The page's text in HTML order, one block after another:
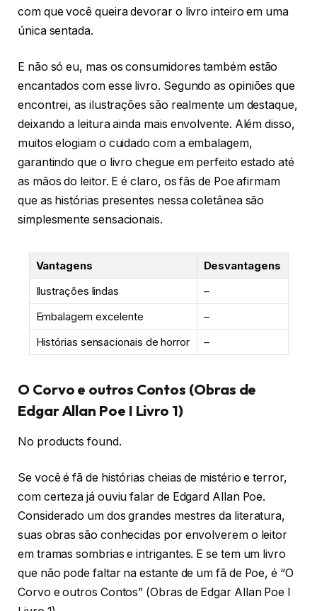
com que você queira devorar o livro inteiro em uma
única sentada.
E não só eu, mas os consumidores também estão
encantados com esse livro. Segundo as opiniões que
encontrei, as ilustrações são realmente um destaque,
deixando a leitura ainda mais envolvente. Além disso,
muitos elogiam o cuidado com a embalagem,
garantindo que o livro chegue em perfeito estado até
as mãos do leitor. E é claro, os fãs de Poe afirmam
que as histórias presentes nessa coletânea são
simplesmente sensacionais.
Vantagens
Desvantagens
Ilustrações lindas
–
Embalagem excelente
–
Histórias sensacionais de horror
–
O Corvo e outros Contos (Obras de
Edgar Allan Poe I Livro 1)
No products found.
Se você é fã de histórias cheias de mistério e terror,
com certeza já ouviu falar de Edgard Allan Poe.
Considerado um dos grandes mestres da literatura,
suas obras são conhecidas por envolverem o leitor
em tramas sombrias e intrigantes. E se tem um livro
que não pode faltar na estante de um fã de Poe, é “O
Corvo e outros Contos” (Obras de Edgar Allan Poe I